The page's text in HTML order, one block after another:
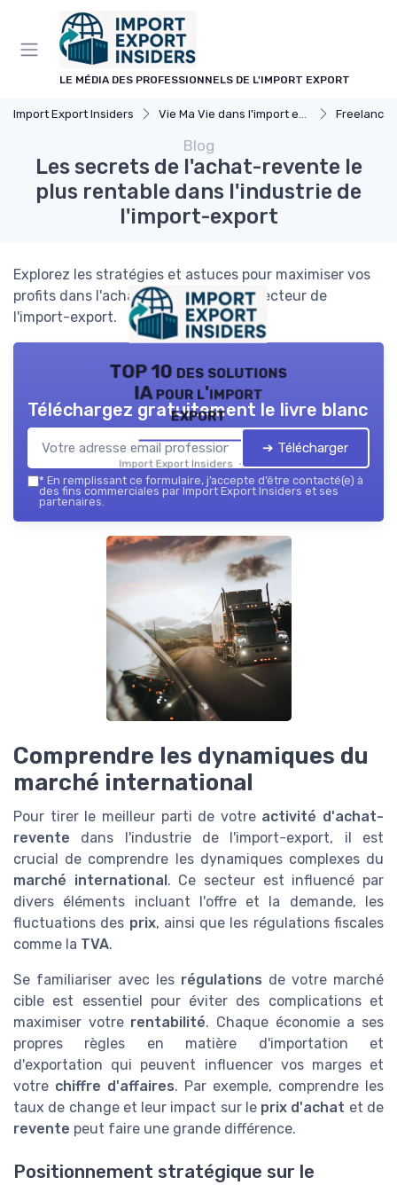
LE MÉDIA DES PROFESSIONNELS DE L'IMPORT EXPORT
Import Export Insiders Vie Ma Vie dans l'import export Freelance
Blog
Les secrets de l'achat-revente le
plus rentable dans l'industrie de
l'import-export
Explorez les stratégies et astuces pour maximiser vos
profits dans l'achat-revente dans le secteur de
l'import-export.
TOP 10 des solutions
IA pour l'import
export
Import Export Insiders — 2026
Téléchargez gratuitement le livre blanc
➔ Télécharger
* En remplissant ce formulaire, j’accepte d’être contacté(e) à
des fins commerciales par Import Export Insiders et ses
partenaires.
Comprendre les dynamiques du
marché international
Pour tirer le meilleur parti de votre activité d'achat-
revente dans l'industrie de l'import-export, il est
crucial de comprendre les dynamiques complexes du
marché international. Ce secteur est influencé par
divers éléments incluant l'offre et la demande, les
fluctuations des prix, ainsi que les régulations fiscales
comme la TVA.
Se familiariser avec les régulations de votre marché
cible est essentiel pour éviter des complications et
maximiser votre rentabilité. Chaque économie a ses
propres règles en matière d'importation et
d'exportation qui peuvent influencer vos marges et
votre chiffre d'affaires. Par exemple, comprendre les
taux de change et leur impact sur le prix d'achat et de
revente peut faire une grande différence.
Positionnement stratégique sur le
Panneau de gestion des cookies